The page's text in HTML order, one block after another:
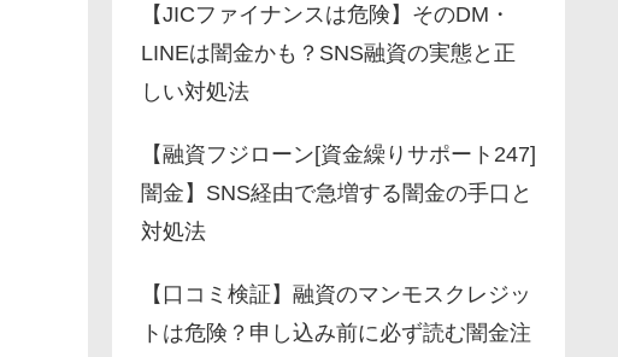
【JICファイナンスは危険】そのDM・
LINEは闇金かも？SNS融資の実態と正
しい対処法
【融資フジローン[資金繰りサポート247]
闇金】SNS経由で急増する闇金の手口と
対処法
【口コミ検証】融資のマンモスクレジッ
トは危険？申し込み前に必ず読む闇金注